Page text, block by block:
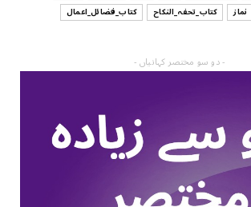
نماز کتاب_تحفہ_النکاح کتاب_فضائل_اعمال
- دو سو مختصر کہانیاں -